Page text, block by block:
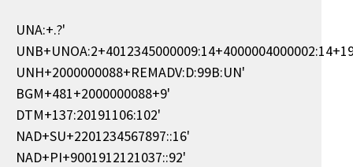
UNA:+.?'
UNH+2000000088+REMADV:D:99B:UN'
BGM+481+2000000088+9'
DTM+137:20191106:102'
NAD+SU+2201234567897::16'
NAD+PI+9001912121037::92'